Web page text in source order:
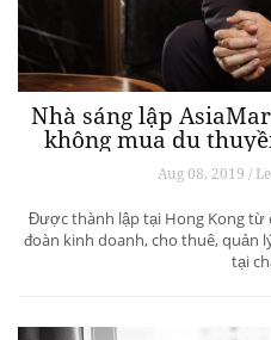
Nhà sáng lập
không mua du
Aug 08, 2019 /
Được thành lập tại Hong Kong từ
đoàn kinh doanh, cho thuê, quản
tại